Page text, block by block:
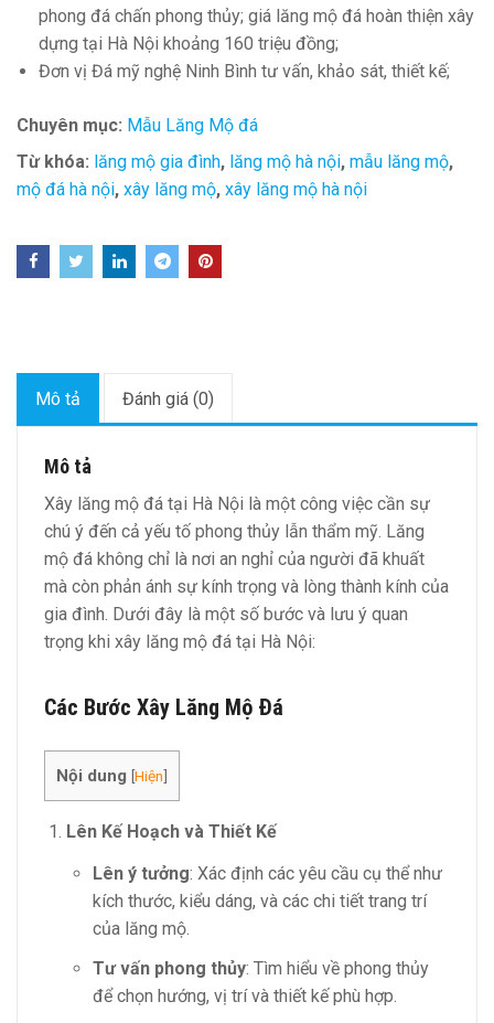
phong đá chấn phong thủy; giá lăng mộ đá hoàn thiện xây
dựng tại Hà Nội khoảng 160 triệu đồng;
Đơn vị Đá mỹ nghệ Ninh Bình tư vấn, khảo sát, thiết kế;
Chuyên mục: Mẫu Lăng Mộ đá
Từ khóa: lăng mộ gia đình, lăng mộ hà nội, mẫu lăng mộ,
mộ đá hà nội, xây lăng mộ, xây lăng mộ hà nội
Mô tả Đánh giá (0)
Mô tả
Xây lăng mộ đá tại Hà Nội là một công việc cần sự
chú ý đến cả yếu tố phong thủy lẫn thẩm mỹ. Lăng
mộ đá không chỉ là nơi an nghỉ của người đã khuất
mà còn phản ánh sự kính trọng và lòng thành kính của
gia đình. Dưới đây là một số bước và lưu ý quan
trọng khi xây lăng mộ đá tại Hà Nội:
Các Bước Xây Lăng Mộ Đá
Nội dung [Hiện]
Lên Kế Hoạch và Thiết Kế
Lên ý tưởng: Xác định các yêu cầu cụ thể như
kích thước, kiểu dáng, và các chi tiết trang trí
của lăng mộ.
Tư vấn phong thủy: Tìm hiểu về phong thủy
để chọn hướng, vị trí và thiết kế phù hợp.